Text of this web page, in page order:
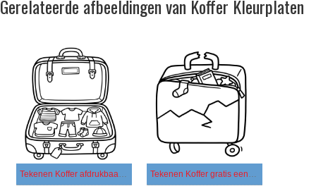
Gerelateerde afbeeldingen van Koffer Kleurplaten
Tekenen Koffer afdrukbaar simpel Tekenen Koffer gratis eenvoudig